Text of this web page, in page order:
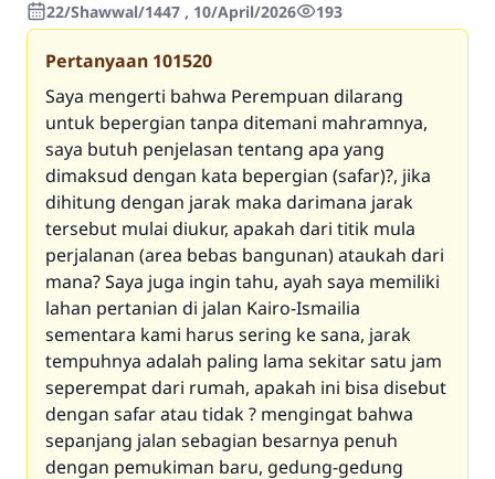
22/Shawwal/1447 , 10/April/2026
193
Pertanyaan 101520
Saya mengerti bahwa Perempuan dilarang
untuk bepergian tanpa ditemani mahramnya,
saya butuh penjelasan tentang apa yang
dimaksud dengan kata bepergian (safar)?, jika
dihitung dengan jarak maka darimana jarak
tersebut mulai diukur, apakah dari titik mula
perjalanan (area bebas bangunan) ataukah dari
mana? Saya juga ingin tahu, ayah saya memiliki
lahan pertanian di jalan Kairo-Ismailia
sementara kami harus sering ke sana, jarak
tempuhnya adalah paling lama sekitar satu jam
seperempat dari rumah, apakah ini bisa disebut
dengan safar atau tidak ? mengingat bahwa
sepanjang jalan sebagian besarnya penuh
dengan pemukiman baru, gedung-gedung